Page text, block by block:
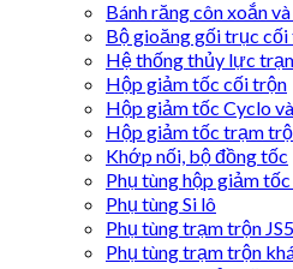
Bánh răng côn xoắn
Bộ gioăng gối trục
Hệ thống thủy lực
Hộp giảm tốc cối trộn
Hộp giảm tốc Cyclo
Hộp giảm tốc trạm
Khớp nối, bộ đồng tốc
Phụ tùng hộp giảm
Phụ tùng Si lô
Phụ tùng trạm trộn
Phụ tùng trạm trộn